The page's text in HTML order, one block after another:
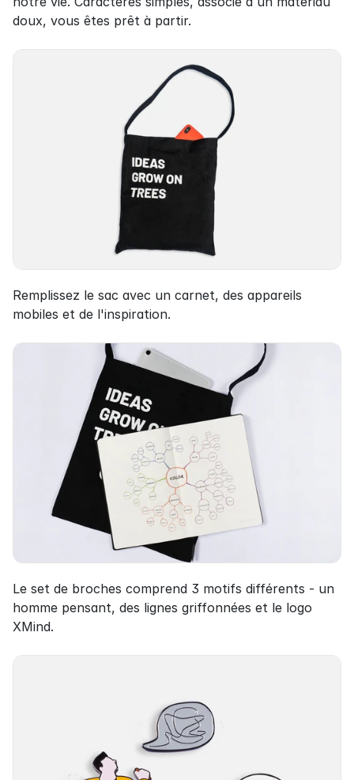
doux, vous êtes prêt à partir.
Remplissez le sac avec un carnet, des appareils
mobiles et de l'inspiration.
Le set de broches comprend 3 motifs différents - un
homme pensant, des lignes griffonnées et le logo
XMind.